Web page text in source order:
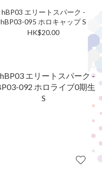
hBP03 エリートスパーク -
hBP03-095 ホロキャップ S
HK$20.00